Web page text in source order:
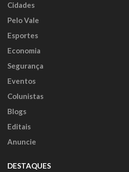
Cidades
Pelo Vale
Esportes
Economia
Segurança
Eventos
Colunistas
Blogs
Editais
Anuncie
DESTAQUES